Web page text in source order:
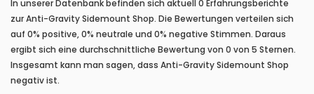
In unserer Datenbank befinden sich aktuell 0 Erfahrungsberichte
zur Anti-Gravity Sidemount Shop. Die Bewertungen verteilen sich
auf 0% positive, 0% neutrale und 0% negative Stimmen. Daraus
ergibt sich eine durchschnittliche Bewertung von 0 von 5 Sternen.
Insgesamt kann man sagen, dass Anti-Gravity Sidemount Shop
negativ ist.